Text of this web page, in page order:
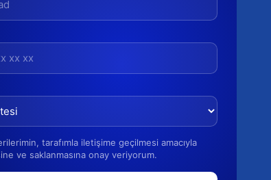
tarafımla iletişime geçilmesi amacıyla
ve saklanmasına onay veriyorum.